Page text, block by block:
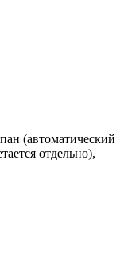
(автоматический
отдельно),